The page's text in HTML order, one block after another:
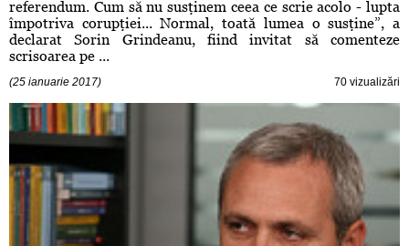
referendum. Cum să nu susţinem ceea ce scrie acolo - lupta
împotriva corupţiei... Normal, toată lumea o susţine”, a
declarat Sorin Grindeanu, fiind invitat să comenteze
scrisoarea pe ...
(25 ianuarie 2017) 70 vizualizări